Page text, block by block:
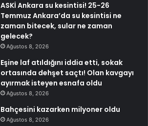
ASKİ Ankara su kesintisi! 25-26
Temmuz Ankara’da su kesintisi ne
zaman bitecek, sular ne zaman
gelecek?
Ağustos 8, 2026
Eşine laf atıldığını iddia etti, sokak
ortasında dehşet saçtı! Olan kavgayı
ayırmak isteyen esnafa oldu
Ağustos 8, 2026
Bahçesini kazarken milyoner oldu
Ağustos 8, 2026